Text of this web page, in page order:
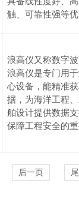
触、可靠性强等
浪高仪又称数字
浪高仪是专门用
心设备，能精准
据，为海洋工程
舶设计提供数据
保障工程安全的重
后一页